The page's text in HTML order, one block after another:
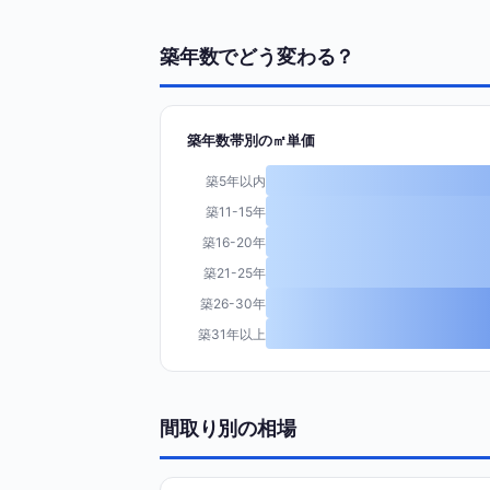
築年数でどう変わる？
築年数帯別の㎡単価
築5年以内
築11-15年
築16-20年
築21-25年
築26-30年
築31年以上
間取り別の相場